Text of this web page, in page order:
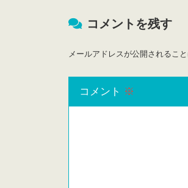
コメントを残す
メールアドレスが公開されること
コメント ※